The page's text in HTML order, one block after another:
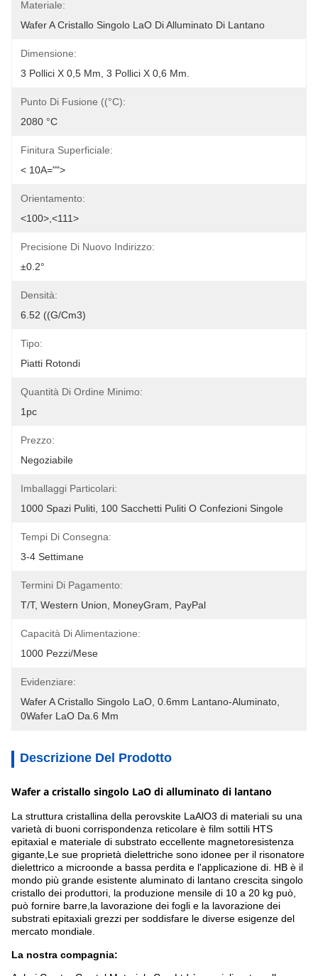
Materiale:
Wafer A Cristallo Singolo LaO Di Alluminato Di Lantano
Dimensione:
3 Pollici X 0,5 Mm, 3 Pollici X 0,6 Mm.
Punto Di Fusione ((°C):
2080 °C
Finitura Superficiale:
< 10A="">
Orientamento:
<100>,<111>
Precisione Di Nuovo Indirizzo:
±0.2°
Densità:
6.52 ((g/cm3)
Tipo:
Piatti Rotondi
Quantità Di Ordine Minimo:
1pc
Prezzo:
Negoziabile
Imballaggi Particolari:
1000 Spazi Puliti, 100 Sacchetti Puliti O Confezioni Singole
Tempi Di Consegna:
3-4 Settimane
Termini Di Pagamento:
T/T, Western Union, MoneyGram, PayPal
Capacità Di Alimentazione:
1000 Pezzi/mese
Evidenziare:
Wafer A Cristallo Singolo LaO 0.6mm Lantano-Aluminato
0Wafer LaO Da.6 Mm
Descrizione Del Prodotto
Wafer a cristallo singolo LaO di alluminato di lantano
La struttura cristallina della perovskite LaAlO3 di materiali su una
varietà di buoni corrispondenza reticolare è film sottili HTS
epitaxial e materiale di substrato eccellente magnetoresistenza
gigante,Le sue proprietà dielettriche sono idonee per il risonatore
dielettrico a microonde a bassa perdita e l'applicazione di. HB è il
mondo più grande esistente aluminato di lantano crescita singolo
cristallo dei produttori, la produzione mensile di 10 a 20 kg può,
può fornire barre,la lavorazione dei fogli e la lavorazione dei
substrati epitaxiali grezzi per soddisfare le diverse esigenze del
mercato mondiale.
La nostra compagnia: